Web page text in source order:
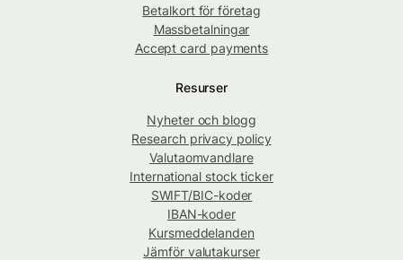
Betalkort för företag
Massbetalningar
Accept card payments
Resurser
Nyheter och blogg
Research privacy policy
Valutaomvandlare
International stock ticker
SWIFT/BIC-koder
IBAN-koder
Kursmeddelanden
Jämför valutakurser